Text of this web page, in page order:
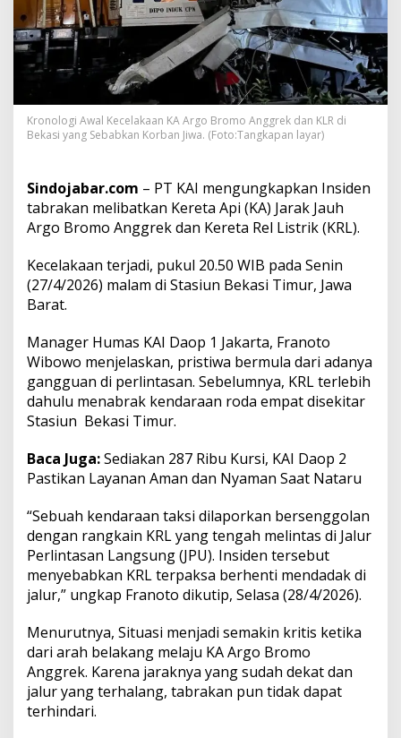
a
k
n
K
A
A
r
g
r
o
m
o
n
g
k
d
a
n
K
L
d
i
e
a
s
i
y
g
S
e
b
Kronologi Awal Kecelakaan KA Argo Bromo Anggrek dan KLR di
Bekasi yang Sebabkan Korban Jiwa. (Foto:Tangkapan layar)
Sindojabar.com – PT KAI mengungkapkan Insiden
tabrakan melibatkan Kereta Api (KA) Jarak Jauh
Argo Bromo Anggrek dan Kereta Rel Listrik (KRL).
Kecelakaan terjadi, pukul 20.50 WIB pada Senin
(27/4/2026) malam di Stasiun Bekasi Timur, Jawa
Barat.
Manager Humas KAI Daop 1 Jakarta, Franoto
Wibowo menjelaskan, pristiwa bermula dari adanya
gangguan di perlintasan. Sebelumnya, KRL terlebih
dahulu menabrak kendaraan roda empat disekitar
Stasiun Bekasi Timur.
Baca Juga:Sediakan 287 Ribu Kursi, KAI Daop 2
Pastikan Layanan Aman dan Nyaman Saat Nataru
“Sebuah kendaraan taksi dilaporkan bersenggolan
dengan rangkain KRL yang tengah melintas di Jalur
Perlintasan Langsung (JPU). Insiden tersebut
menyebabkan KRL terpaksa berhenti mendadak di
jalur,” ungkap Franoto dikutip, Selasa (28/4/2026).
Menurutnya, Situasi menjadi semakin kritis ketika
dari arah belakang melaju KA Argo Bromo
Anggrek. Karena jaraknya yang sudah dekat dan
jalur yang terhalang, tabrakan pun tidak dapat
terhindari.